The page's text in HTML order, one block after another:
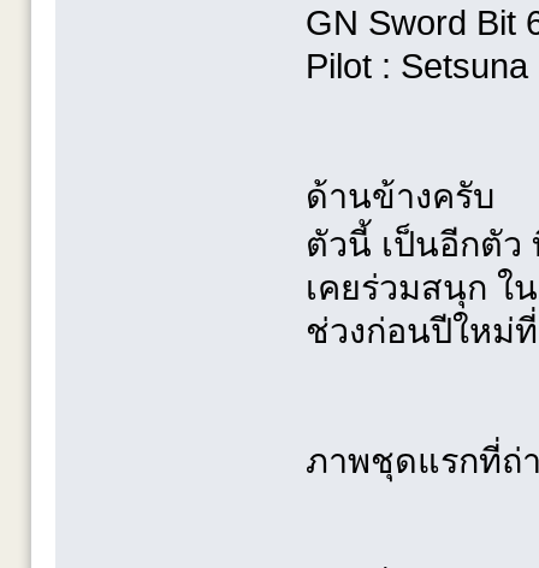
GN Sword Bit
Pilot : Setsuna
ด้านข้างครับ
ตัวนี้ เป็นอีกตั
เคยร่วมสนุก ใ
ช่วงก่อนปีใหม่
ภาพชุดแรกที่ถ่